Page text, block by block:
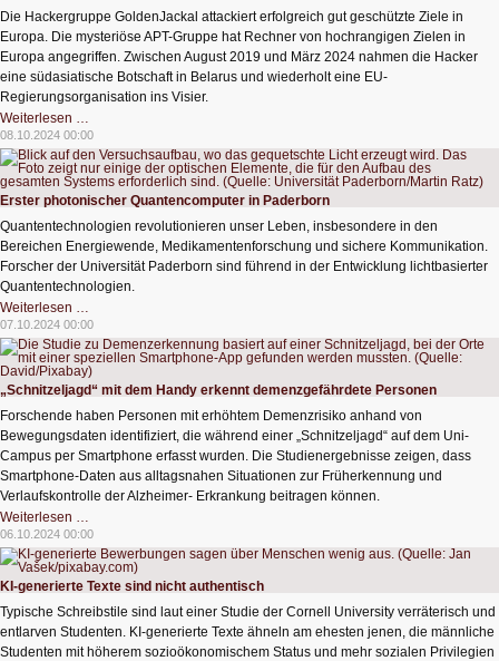
Die Hackergruppe GoldenJackal attackiert erfolgreich gut geschützte Ziele in
Europa. Die mysteriöse APT-Gruppe hat Rechner von hochrangigen Zielen in
Europa angegriffen. Zwischen August 2019 und März 2024 nahmen die Hacker
eine südasiatische Botschaft in Belarus und wiederholt eine EU-
Regierungsorganisation ins Visier.
Weiterlesen …
isolierte
Computer
sind
nicht
sicher
vor
Angriffen
08.10.2024 00:00
Erster photonischer Quantencomputer in Paderborn
Quantentechnologien revolutionieren unser Leben, insbesondere in den
Bereichen Energiewende, Medikamentenforschung und sichere Kommunikation.
Forscher der Universität Paderborn sind führend in der Entwicklung lichtbasierter
Quantentechnologien.
Weiterlesen …
photonischer
Quantencomputer
in
Paderborn
07.10.2024 00:00
„Schnitzeljagd“ mit dem Handy erkennt demenzgefährdete Personen
Forschende haben Personen mit erhöhtem Demenzrisiko anhand von
Bewegungsdaten identifiziert, die während einer „Schnitzeljagd“ auf dem Uni-
Campus per Smartphone erfasst wurden. Die Studienergebnisse zeigen, dass
Smartphone-Daten aus alltagsnahen Situationen zur Früherkennung und
Verlaufskontrolle der Alzheimer- Erkrankung beitragen können.
Weiterlesen …
mit
dem
Handy
erkennt
demenzgefährdete
06.10.2024 00:00
KI-generierte Texte sind nicht authentisch
Typische Schreibstile sind laut einer Studie der Cornell University verräterisch und
entlarven Studenten. KI-generierte Texte ähneln am ehesten jenen, die männliche
Studenten mit höherem sozioökonomischem Status und mehr sozialen Privilegien